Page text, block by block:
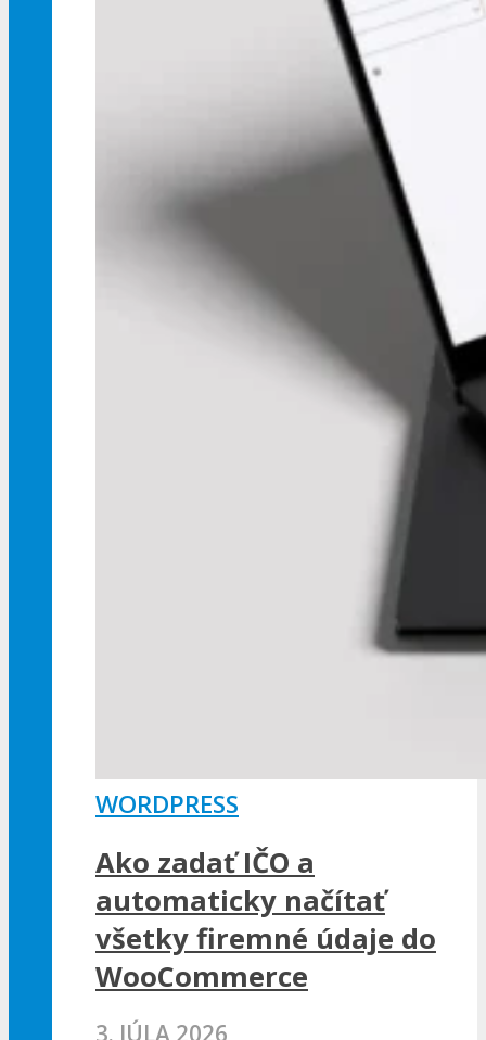
WORDPRESS
Ako zadať IČO a
automaticky načítať
všetky firemné údaje do
WooCommerce